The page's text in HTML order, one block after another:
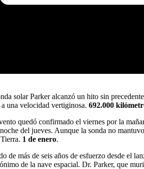
solar Parker alcanzó un hito sin
una velocidad vertiginosa. 692.000
quedó confirmado el viernes por la
del jueves. Aunque la sonda no
1 de enero.
de más de seis años de esfuerzo desde el
de la nave espacial. Dr. Parker, que